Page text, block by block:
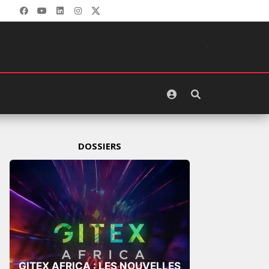
DOSSIERS
GITEX AFRICA : LES NOUVELLES